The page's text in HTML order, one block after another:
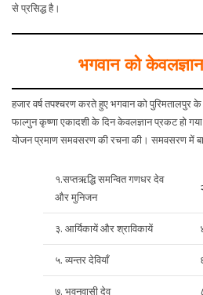
से प्रसिद्ध है।
भगवान को केवलज्ञान
हजार वर्ष तपश्चरण करते हुए भगवान को पुरिमतालपुर के
फाल्गुन कृष्णा एकादशी के दिन केवलज्ञान प्रकट हो
योजन प्रमाण समवसरण की रचना की। समवसरण में
१.सप्तऋद्धि समन्वित गणधर देव
और मुनिजन
३. आर्यिकायें और श्राविकायें
५. व्यन्तर देवियाँ
७. भवनवासी देव